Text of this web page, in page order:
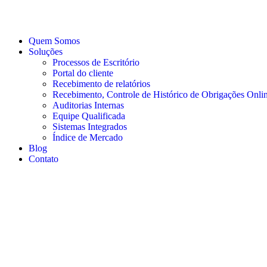
Quem Somos
Soluções
Processos de Escritório
Portal do cliente
Recebimento de relatórios
Recebimento, Controle de Histórico de Obrigações
Auditorias Internas
Equipe Qualificada
Sistemas Integrados
Índice de Mercado
Blog
Contato